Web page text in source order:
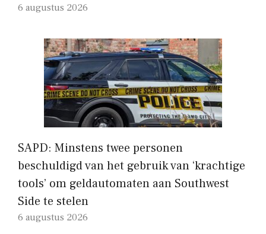
6 augustus 2026
SAPD: Minstens twee personen
beschuldigd van het gebruik van ‘krachtige
tools’ om geldautomaten aan Southwest
Side te stelen
6 augustus 2026